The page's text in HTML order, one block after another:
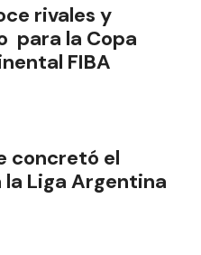
rivales y
para la Copa
FIBA
concretó el
la Liga Argentina